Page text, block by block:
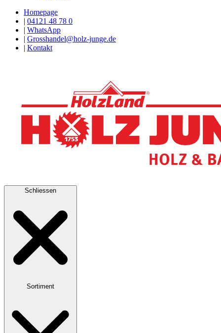
Homepage
| 04121 48 78 0
| WhatsApp
| Grosshandel@holz-junge.de
| Kontakt
Schliessen
Sortiment